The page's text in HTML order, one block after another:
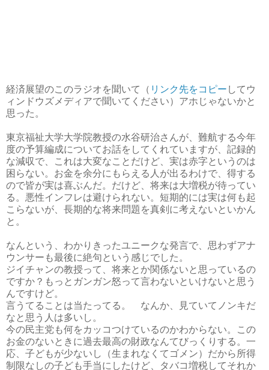
経済展望のこのラジオを聞いて（ リンク先をコピー してウ
ィンドウズメディアで聞いてください）アホじゃないかと
思った。
東京福祉大学大学院教授の水谷研治さんが、難航する今年
度の予算編成についてお話をしてくれていますが、記録的
な減収で、これは大変なことだけど、実は赤字というのは
困らない。お金を余分にもらえる人が出るわけで、得する
ので皆が実は喜ぶんだ。だけど、将来は大増税が待ってい
る。悪性インフレは避けられない。短期的には実は何も起
こらないが、長期的な将来問題を真剣に考えないといかん
と。
なんという、わかりきったユニークな発言で、思わずアナ
ウンサーも最後に絶句という感じでした。
ジイチャンの教授って、将来とか関係ないと思っているの
ですか？もっとガンガン怒って言わないといけないと思う
んですけど。
言うてることは当たってる。 なんか、見ていてノンキだ
なと思う人は多いし。
今の民主党も何をカッコつけているのかわからない。この
お金のないときに過去最高の財政なんてびっくりする。一
応、子どもが少ないし（生まれなくてゴメン）だから所得
制限なしの子ども手当にしたけど、タバコ増税してそれか